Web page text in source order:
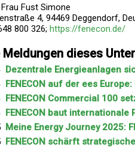
Frau Fust Simone
4, 94469 Deggendorf,
800 326; https://fenecon.de/
Meldungen dieses
Dezentrale Energieanlagen
FENECON auf der ees
FENECON Commercial 100
FENECON baut
Meine Energy Journey 2025:
FENECON schärft